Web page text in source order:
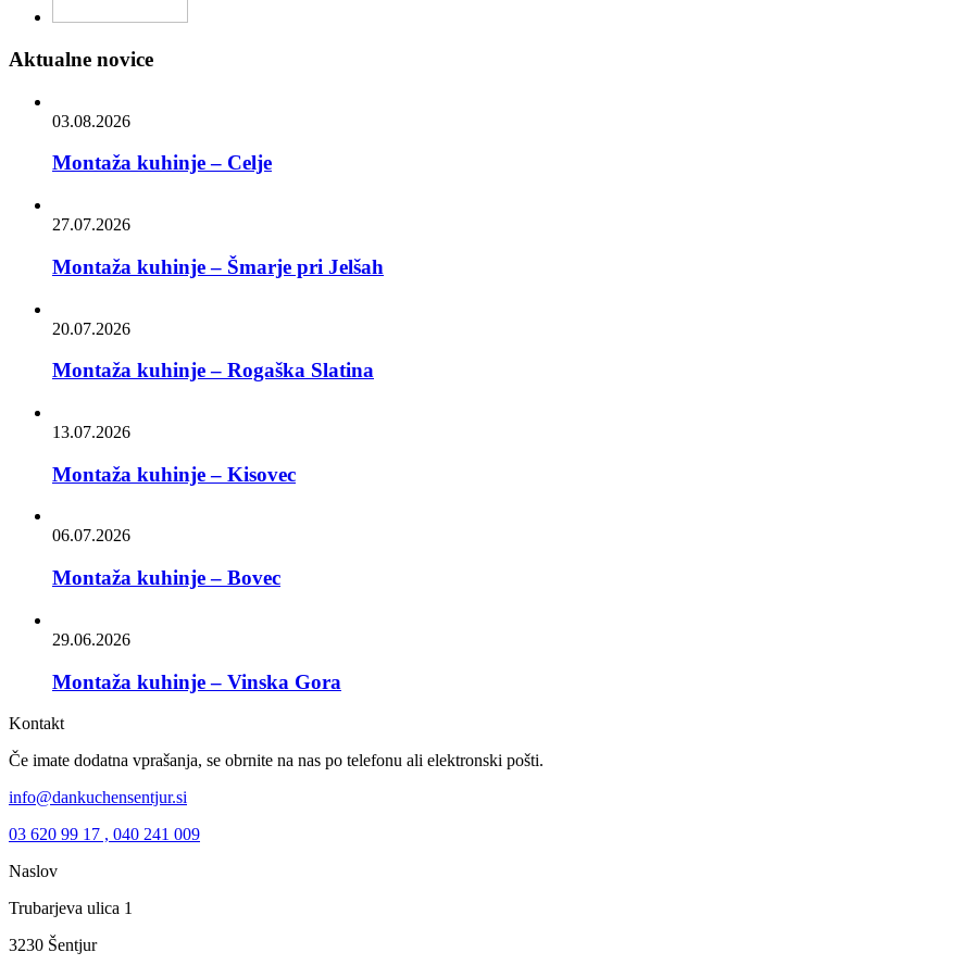
Aktualne novice
03.08.2026
Montaža kuhinje – Celje
27.07.2026
Montaža kuhinje – Šmarje pri Jelšah
20.07.2026
Montaža kuhinje – Rogaška Slatina
13.07.2026
Montaža kuhinje – Kisovec
06.07.2026
Montaža kuhinje – Bovec
29.06.2026
Montaža kuhinje – Vinska Gora
Kontakt
Če imate dodatna vprašanja, se obrnite na nas po telefonu ali elektronski pošti.
info@dankuchensentjur.si
03 620 99 17 , 040 241 009
Naslov
Trubarjeva ulica 1
3230 Šentjur